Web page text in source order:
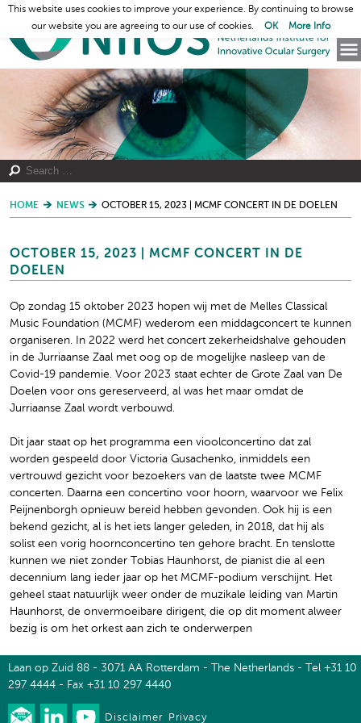
HOME NEWS OCTOBER 15, 2023 | MCMF CONCERT IN DE DOELEN
OCTOBER 15, 2023 | MCMF CONCERT IN DE
DOELEN
Op zondag 15 oktober 2023 hopen wij met de Melles Classical
Music Foundation (MCMF) wederom een middagconcert te kunnen
organiseren. In 2022 werd het concert zekerheidshalve gehouden
in de Jurriaanse Zaal met oog op de mogelijke nasleep van de
Covid-19 pandemie. Voor 2023 staat echter de Grote Zaal van De
Doelen voor ons gereserveerd, al was het maar omdat de
Jurriaanse Zaal wordt verbouwd.
Dit jaar staat op het programma een vioolconcertino dat zal
worden gespeeld door Victoria Gusachenko, inmiddels een
vertrouwd gezicht voor bezoekers van de laatste twee MCMF
concerten. Daarna een concertino voor hoorn, waarvoor we Felix
Peijnenborgh opnieuw bereid hebben gevonden. Ook hij is een
bekend gezicht, al is het iets langer geleden, in 2018, dat hij als
solist een vorig hoornconcertino ten gehore bracht. En tenslotte
kunnen we niet zonder Tobias Haunhorst, de pianist die al een
decennium lang ieder jaar op het MCMF-podium verschijnt. Het
geheel staat natuurlijk weer onder de muzikale leiding van Martin
Haunhorst, de onvermoeibare dirigent, die op dit moment alweer
bezig is om het orkest aan zich te onderwerpen
Laan op Zuid 88 - 3071 AA Rotterdam - The Netherlands - Tel +31 10
297 4444 - Fax +31 10 297 4440
Disclaimer Privacy
This website uses cookies to improve your experience. By continuing to browse
our website you are agreeing to our use of cookies.
OK More Info